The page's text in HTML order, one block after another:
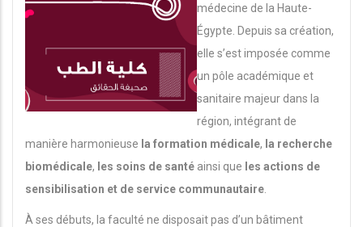
médecine de la Haute-
Égypte. Depuis sa création,
elle s’est imposée comme
un pôle académique et
sanitaire majeur dans la
région, intégrant de
manière harmonieuse la formation médicale, la recherche
biomédicale, les soins de santé ainsi que les actions de
sensibilisation et de service communautaire
À ses débuts, la faculté ne disposait pas d’un bâtiment